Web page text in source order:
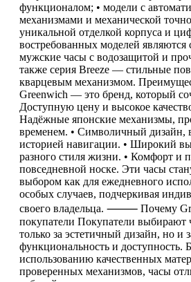
функционалом; • модели с
механизмами и механической
уникальной отделкой корпуса и
востребованных моделей
мужские часы с водозащитой и
также серия Breeze — стильные
кварцевым механизмом.
Greenwich — это бренд, который
Доступную цену и высокое
Надёжные японские механизмы,
временем. • Символичный дизайн,
историей навигации. • Широкий
разного стиля жизни. • Комфорт и
повседневной носке. Эти часы
выбором как для ежедневного
особых случаев, подчеркивая
своего владельца. ⸻ Почему
покупатели Покупатели выбирают
только за эстетичный дизайн, но и
функциональность и доступность.
использованию качественных
проверенных механизмов, часы